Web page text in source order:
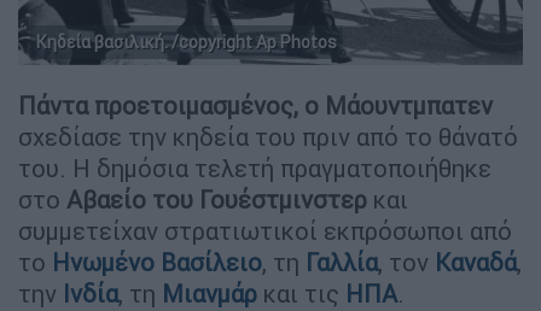
Κηδεία βασιλική. /copyright Ap Photos
Πάντα προετοιμασμένος, ο Μάουντμπατεν
σχεδίασε την κηδεία του πριν από το θάνατό
του. Η δημόσια τελετή πραγματοποιήθηκε
στο Αβαείο του Γουέστμινστερ και
συμμετείχαν στρατιωτικοί εκπρόσωποι από
το Ηνωμένο Βασίλειο, τη Γαλλία, τον Καναδά,
την Ινδία, τη Μιανμάρ και τις ΗΠΑ.